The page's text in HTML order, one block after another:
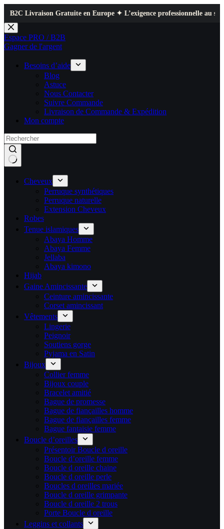
Gratuite en Europe ✦ L’exigence professionnelle au service de
Passer
au
contenu
Espace PRO / B2B
Gagner de l'argent
Besoins d’aide
Blog
Astuce
Nous Contacter
Suivre Commande
Livraison de Commande & Expédition
Mon compte
Cheveux
Perruque synthétiques
Perruque naturelle
Extension Cheveux
Robes
Tenue islamiques
Abaya Homme
Abaya Femme
Jellaba
Abaya kimono
Hijab
Gaine Amincissante
Ceinture amincissante
Corset amincissant
Vêtements
Lingerie
Peignoir
Soutiens gorge
Pyjama en Satin
Bijoux
Collier femme
Bijoux couple
Bracelet amitié
Bague de promesse
Bague de fiançailles homme
Bague de fiançailles femme
Bague fantaisie femme
Boucle d’oreilles
Présentoir Boucle d oreille
Boucle d’oreille femme
Boucle d oreille chaine
Boucle d oreille perle
Boucles d oreilles mariée
Boucle d oreille grimpante
Boucle d oreille 2 trous
Porte Boucle d oreille
Leggins et collants